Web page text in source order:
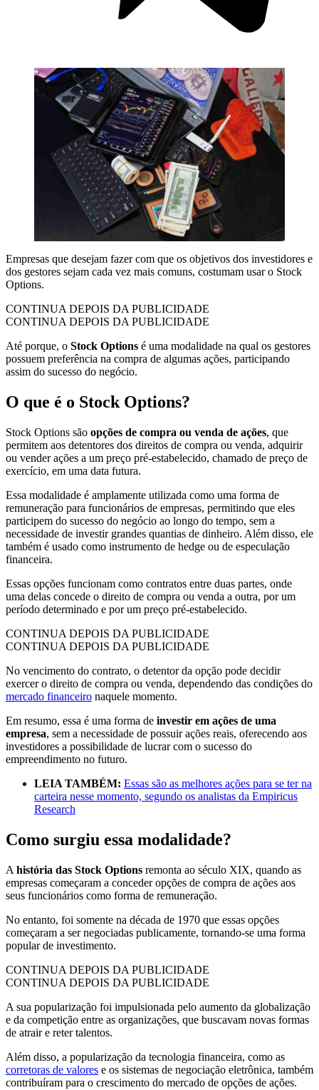
Empresas que desejam fazer com que os objetivos dos investidores e
dos gestores sejam cada vez mais comuns, costumam usar o Stock
Options.
CONTINUA DEPOIS DA PUBLICIDADE
CONTINUA DEPOIS DA PUBLICIDADE
Até porque, o Stock Options é uma modalidade na qual os gestores
possuem preferência na compra de algumas ações, participando
assim do sucesso do negócio.
O que é o Stock Options?
Stock Options são opções de compra ou venda de ações, que
permitem aos detentores dos direitos de compra ou venda, adquirir
ou vender ações a um preço pré-estabelecido, chamado de preço de
exercício, em uma data futura.
Essa modalidade é amplamente utilizada como uma forma de
remuneração para funcionários de empresas, permitindo que eles
participem do sucesso do negócio ao longo do tempo, sem a
necessidade de investir grandes quantias de dinheiro. Além disso, ele
também é usado como instrumento de hedge ou de especulação
financeira.
Essas opções funcionam como contratos entre duas partes, onde
uma delas concede o direito de compra ou venda a outra, por um
período determinado e por um preço pré-estabelecido.
CONTINUA DEPOIS DA PUBLICIDADE
CONTINUA DEPOIS DA PUBLICIDADE
No vencimento do contrato, o detentor da opção pode decidir
exercer o direito de compra ou venda, dependendo das condições do
mercado financeiro naquele momento.
Em resumo, essa é uma forma de investir em ações de uma
empresa, sem a necessidade de possuir ações reais, oferecendo aos
investidores a possibilidade de lucrar com o sucesso do
empreendimento no futuro.
LEIA TAMBÉM: Essas são as melhores ações para se ter na
carteira nesse momento, segundo os analistas da Empiricus
Research
Como surgiu essa modalidade?
A história das Stock Options remonta ao século XIX, quando as
empresas começaram a conceder opções de compra de ações aos
seus funcionários como forma de remuneração.
No entanto, foi somente na década de 1970 que essas opções
começaram a ser negociadas publicamente, tornando-se uma forma
popular de investimento.
CONTINUA DEPOIS DA PUBLICIDADE
CONTINUA DEPOIS DA PUBLICIDADE
A sua popularização foi impulsionada pelo aumento da globalização
e da competição entre as organizações, que buscavam novas formas
de atrair e reter talentos.
Além disso, a popularização da tecnologia financeira, como as
corretoras de valores e os sistemas de negociação eletrônica, também
contribuíram para o crescimento do mercado de opções de ações.